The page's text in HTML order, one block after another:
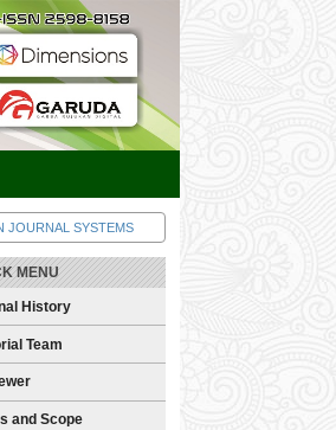
JOURNAL SYSTEMS
MENU
History
Team
and Scope